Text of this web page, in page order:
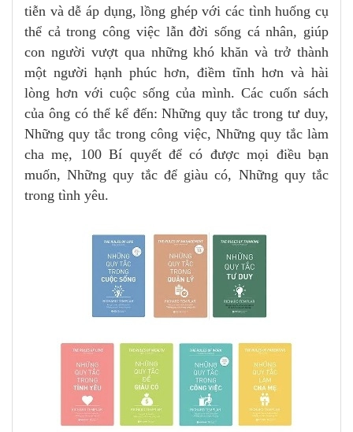
tiễn và dễ áp dụng, lồng ghép với các tình huống cụ
thể cả trong công việc lẫn đời sống cá nhân, giúp
con người vượt qua những khó khăn và trở thành
một người hạnh phúc hơn, điềm tĩnh hơn và hài
lòng hơn với cuộc sống của mình. Các cuốn sách
của ông có thể kể đến: Những quy tắc trong tư duy,
Những quy tắc trong công việc, Những quy tắc làm
cha mẹ, 100 Bí quyết để có được mọi điều bạn
muốn, Những quy tắc để giàu có, Những quy tắc
trong tình yêu.